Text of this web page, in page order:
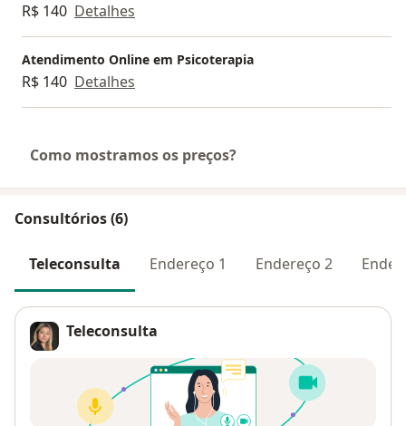
R$ 140 Detalhes
Atendimento Online em Psicoterapia
R$ 140 Detalhes
Como mostramos os preços?
Consultórios (6)
Teleconsulta Endereço 1 Endereço 2
Teleconsulta